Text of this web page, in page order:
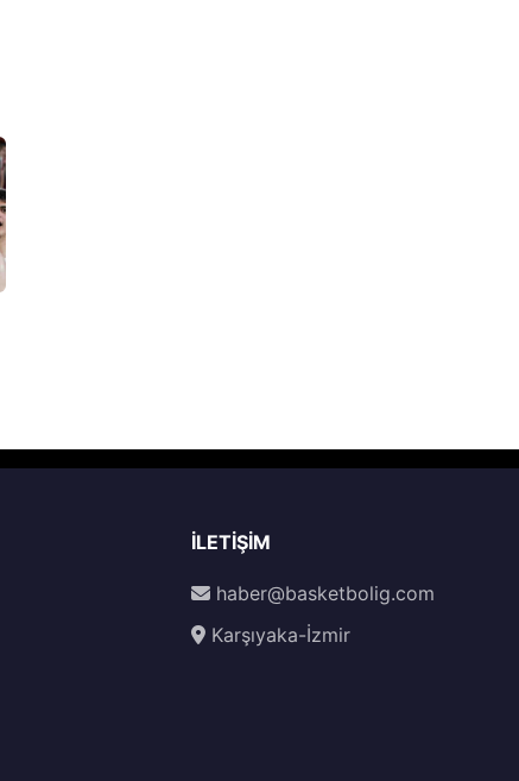
İLETIŞIM
haber@basketbolig.com
Karşıyaka-İzmir